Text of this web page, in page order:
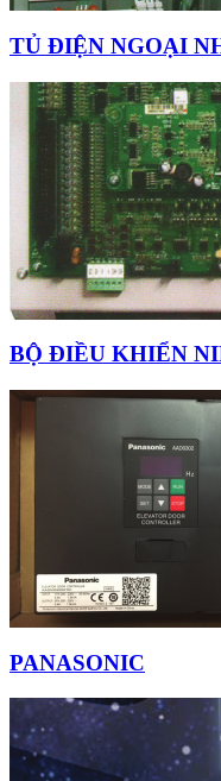
TỦ ĐIỆN NGOẠI
BỘ ĐIỀU KHIỂN
PANASONIC